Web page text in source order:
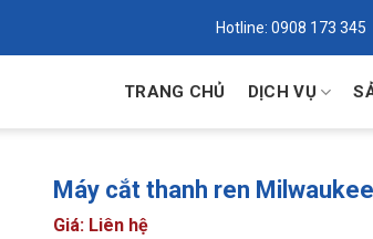
Hotline: 0908 173 345
TRANG CHỦ DỊCH VỤ
Máy cắt thanh ren
Giá: Liên hệ